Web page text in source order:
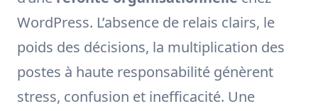
WordPress. L’absence de relais clairs, le
poids des décisions, la multiplication des
postes à haute responsabilité génèrent
stress, confusion et inefficacité. Une